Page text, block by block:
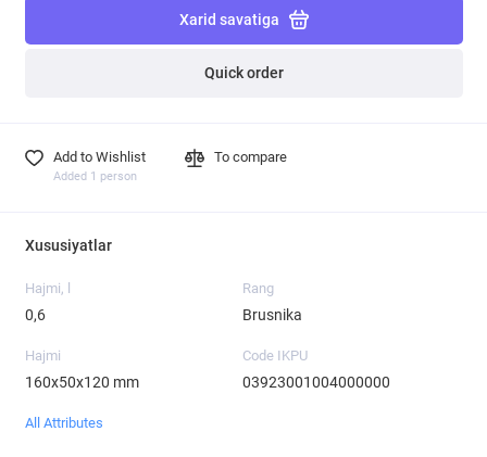
Xarid savatiga
Quick order
Add to Wishlist
Added 1 person
To compare
Xususiyatlar
Hajmi, l
0,6
Rang
Brusnika
Hajmi
160х50х120 mm
Code IKPU
03923001004000000
All Attributes